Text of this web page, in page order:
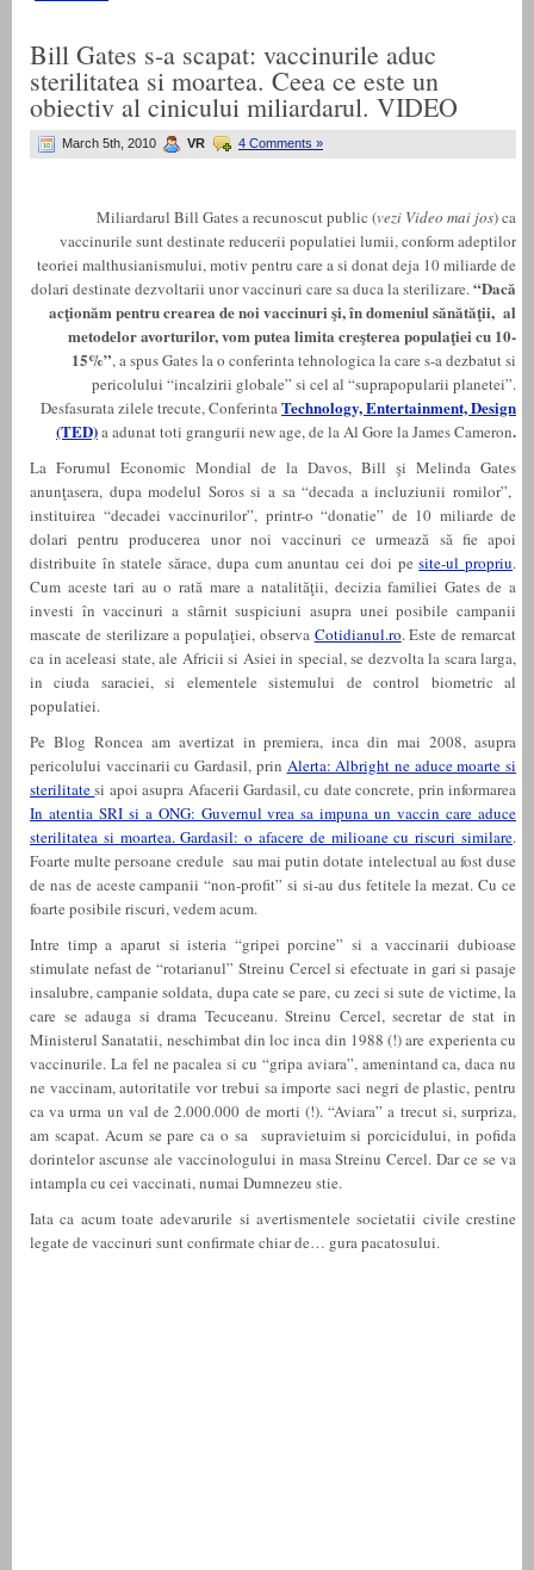
Bill Gates s-a scapat: vaccinurile aduc
sterilitatea si moartea. Ceea ce este un
obiectiv al cinicului miliardarul. VIDEO
March 5th, 2010 VR 4 Comments »
Miliardarul Bill Gates a recunoscut public (vezi Video mai jos) ca
vaccinurile sunt destinate reducerii populatiei lumii, conform adeptilor
teoriei malthusianismului, motiv pentru care a si donat deja 10 miliarde de
dolari destinate dezvoltarii unor vaccinuri care sa duca la sterilizare.“Dacă
acţionăm pentru crearea de noi vaccinuri şi, în domeniul sănătăţii, al
metodelor avorturilor, vom putea limita creşterea populaţiei cu 10-
15%”, a spus Gates la o conferinta tehnologica la care s-a dezbatut si
pericolului “incalzirii globale” si cel al “suprapopularii planetei”.
Desfasurata zilele trecute, ConferintaTechnology, Entertainment, Design
(TED)a adunat toti grangurii new age, de la Al Gore la James Cameron.
La Forumul Economic Mondial de la Davos, Bill şi Melinda Gates
anunţasera, dupa modelul Soros si a sa “decada a incluziunii romilor”,
instituirea “decadei vaccinurilor”, printr-o “donatie” de 10 miliarde de
dolari pentru producerea unor noi vaccinuri ce urmează să fie apoi
distribuite în statele sărace, dupa cum anuntau cei doi pesite-ul propriu.
Cum aceste tari au o rată mare a natalităţii, decizia familiei Gates de a
investi în vaccinuri a stârnit suspiciuni asupra unei posibile campanii
mascate de sterilizare a populaţiei, observa Cotidianul.ro. Este de remarcat
ca in aceleasi state, ale Africii si Asiei in special, se dezvolta la scara larga,
in ciuda saraciei, si elementele sistemului de control biometric al
populatiei.
Pe Blog Roncea am avertizat in premiera, inca din mai 2008, asupra
pericolului vaccinarii cu Gardasil, prin Alerta: Albright ne aduce moarte si
sterilitatesi apoi asupra Afacerii Gardasil, cu date concrete, prin informarea
In atentia SRI si a ONG: Guvernul vrea sa impuna un vaccin care aduce
sterilitatea si moartea. Gardasil: o afacere de milioane cu riscuri similare.
Foarte multe persoane credule sau mai putin dotate intelectual au fost duse
de nas de aceste campanii “non-profit” si si-au dus fetitele la mezat. Cu ce
foarte posibile riscuri, vedem acum.
Intre timp a aparut si isteria “gripei porcine” si a vaccinarii dubioase
stimulate nefast de “rotarianul” Streinu Cercel si efectuate in gari si pasaje
insalubre, campanie soldata, dupa cate se pare, cu zeci si sute de victime, la
care se adauga si drama Tecuceanu. Streinu Cercel, secretar de stat in
Ministerul Sanatatii, neschimbat din loc inca din 1988 (!) are experienta cu
vaccinurile. La fel ne pacalea si cu “gripa aviara”, amenintand ca, daca nu
ne vaccinam, autoritatile vor trebui sa importe saci negri de plastic, pentru
ca va urma un val de 2.000.000 de morti (!). “Aviara” a trecut si, surpriza,
am scapat. Acum se pare ca o sa supravietuim si porcicidului, in pofida
dorintelor ascunse ale vaccinologului in masa Streinu Cercel. Dar ce se va
intampla cu cei vaccinati, numai Dumnezeu stie.
Iata ca acum toate adevarurile si avertismentele societatii civile crestine
legate de vaccinuri sunt confirmate chiar de… gura pacatosului.